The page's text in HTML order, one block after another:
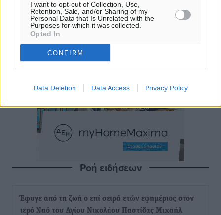
I want to opt-out of Collection, Use,
Retention, Sale, and/or Sharing of my
Personal Data that Is Unrelated with the
Purposes for which it was collected.
Opted In
CONFIRM
Data Deletion Data Access Privacy Policy
Ροή ειδήσεων
Έφυγε από τη ζωή ο επί σειρά ετών εφημέριος στον
ιερό Ναό του Αγίου Νικολάου Παστίδας Μιχαήλ